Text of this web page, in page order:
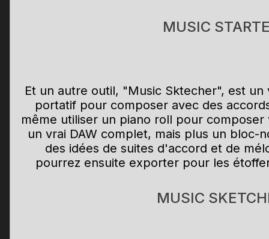
MUSIC
Et un autre outil, "Music Sktecher", est
portatif pour composer avec des
même utiliser un piano roll pour
un vrai DAW complet, mais plus un bloc-
des idées de suites d'accord et de
pourrez ensuite exporter pour les
MUSIC